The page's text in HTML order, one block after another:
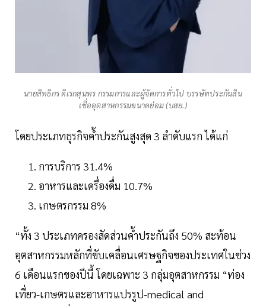
นายสิทธิกร ดิเรกสุนทร กรรมการและผู้จัดการทั่วไป บรรษัทประกันสิน
เชื่ออุตสาหกรรมขนาดย่อม (บสย.)
โดยประเภทธุรกิจค้ำประกันสูงสุด 3 ลำดับแรก ได้แก่
การบริการ 31.4%
อาหารและเครื่องดื่ม 10.7%
เกษตรกรรม 8%
“ทั้ง 3 ประเภทครองสัดส่วนค้ำประกันถึง 50% สะท้อน
อุตสาหกรรมหลักที่ขับเคลื่อนเศรษฐกิจของประเทศในช่วง
6 เดือนแรกของปีนี้ โดยเฉพาะ 3 กลุ่มอุตสาหกรรม “ท่อง
เที่ยว-เกษตรและอาหารแปรรูป-medical and